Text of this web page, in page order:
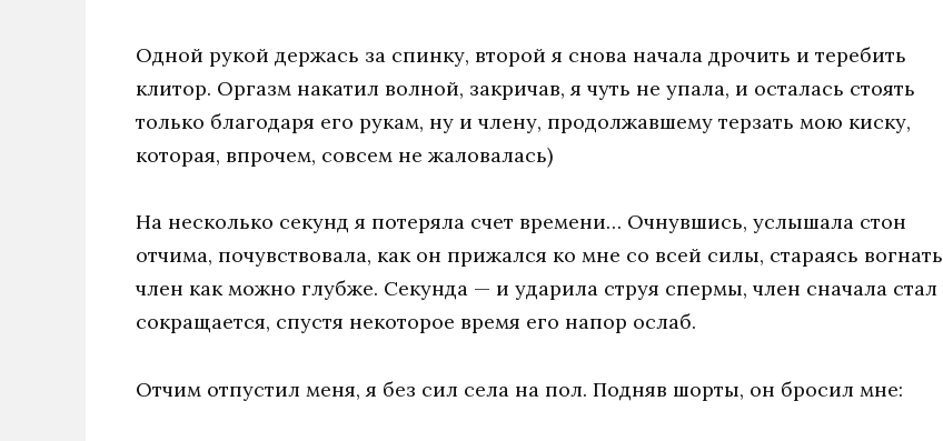
Одной рукой держась за спинку, второй я снова начала дрочить и теребить
клитор. Оргазм накатил волной, закричав, я чуть не упала, и осталась стоять
только благодаря его рукам, ну и члену, продолжавшему терзать мою киску,
которая, впрочем, совсем не жаловалась)
На несколько секунд я потеряла счет времени… Очнувшись, услышала стон
отчима, почувствовала, как он прижался ко мне со всей силы, стараясь вогнать
член как можно глубже. Секунда — и ударила струя спермы, член сначала стал
сокращается, спустя некоторое время его напор ослаб.
Отчим отпустил меня, я без сил села на пол. Подняв шорты, он бросил мне: